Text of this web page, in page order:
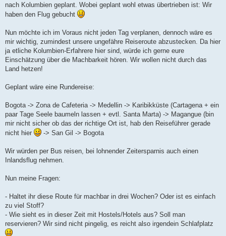
nach Kolumbien geplant. Wobei geplant wohl etwas übertrieben ist: Wir
haben den Flug gebucht
Nun möchte ich im Voraus nicht jeden Tag verplanen, dennoch wäre es
mir wichtig, zumindest unsere ungefähre Reiseroute abzustecken. Da hier
ja etliche Kolumbien-Erfahrere hier sind, würde ich gerne eure
Einschätzung über die Machbarkeit hören. Wir wollen nicht durch das
Land hetzen!
Geplant wäre eine Rundereise:
Bogota -> Zona de Cafeteria -> Medellin -> Karibikküste (Cartagena + ein
paar Tage Seele baumeln lassen + evtl. Santa Marta) -> Magangue (bin
mir nicht sicher ob das der richtige Ort ist, hab den Reiseführer gerade
nicht hier
-> San Gil -> Bogota
Wir würden per Bus reisen, bei lohnender Zeitersparnis auch einen
Inlandsflug nehmen.
Nun meine Fragen:
- Haltet ihr diese Route für machbar in drei Wochen? Oder ist es einfach
zu viel Stoff?
- Wie sieht es in dieser Zeit mit Hostels/Hotels aus? Soll man
reservieren? Wir sind nicht pingelig, es reicht also irgendein Schlafplatz